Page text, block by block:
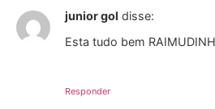
junior gol disse:
Esta tudo bem
Responder